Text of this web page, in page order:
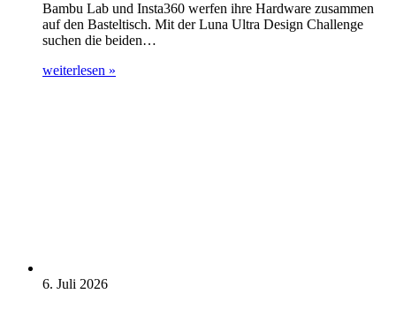
Bambu Lab und Insta360 werfen ihre Hardware zusammen
auf den Basteltisch. Mit der Luna Ultra Design Challenge
suchen die beiden…
weiterlesen »
6. Juli 2026